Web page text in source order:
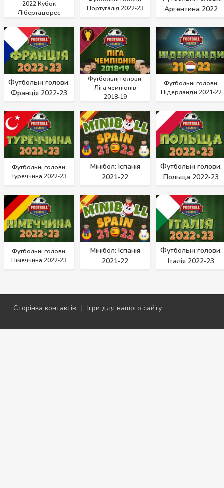
2022 Кубок
Лібертадорес
Португалія 2022‑23
Аргентина 2022
Футбольні голови:
Франція 2022‑23
Футбольні голови:
Ліга чемпіонів
2018‑19
Футбольні голови:
Нідерланди 2021‑22
Футбольні голови:
Туреччина 2022‑23
Мінібол: Іспанія
2021‑22
Футбольні голови:
Польща 2022‑23
Футбольні голови:
Німеччина 2022‑23
Мінібол: Іспанія
2021‑22
Футбольні голови:
Італія 2022‑23
Сторінка контактів | Ігри для вашого сайту